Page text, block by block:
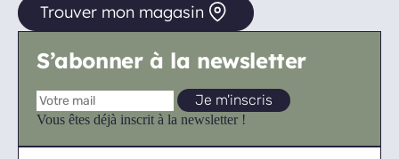
Trouver mon magasin
S’abonner à la newsletter
Vous êtes déjà inscrit à la newsletter !